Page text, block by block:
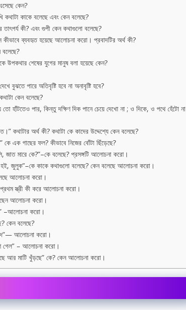
কেন?
কাকে বলেছে এবং কেন বলেছে?
কী? এবং গুপী কেন কথাগুলো বলেছে?
কীভাবে ব্যবহৃত হয়েছে আলোচনা করো। প্রবাদটির অর্থ কী?
উপকথার শেষের যুগের মানুষ বলা হয়েছে কেন?
বুঝতে পারে অতিবৃষ্টি হবে না অনাবৃষ্টি হবে?
কেন বলেছে?
হাঁটতেও পার, কিন্তু দক্ষিণ দিক পানে চেয়ে দেখো না ; ও দিকে, ও পথে হেঁটো না
কথাটার অর্থ কী? কথাটা কে কাদের উদ্দেশ্যে কেন বলেছে?
এক গাছের ফল? কীভাবে নিজের বোঁটা ছিঁড়েছে?
মারে কে?”–কে বলেছে? প্রসঙ্গটি আলোচনা করো।
জুলুক”–কে কাকে কথাগুলো বলেছে? কেন বলেছে আলোচনা করো।
আলোচনা করো।
স্ত্রী কী করে আলোচনা করো।
আলোচনা করো।
–আলোচনা করো।
কেন বলেছে?
আলোচনা করো।
গেল” – আলোচনা করো।
আর মাটি খুঁড়ছে” কে? কেন আলোচনা করো।